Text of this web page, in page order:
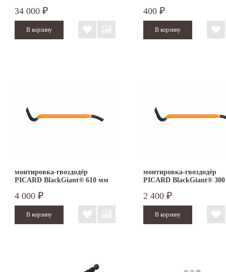
34 000 ₽ 400 ₽
монтировка-гвоздодёр
PICARD BlackGiant® 610 мм
4 000 ₽
монтировка-гвоздодёр
PICARD BlackGiant®
2 400 ₽